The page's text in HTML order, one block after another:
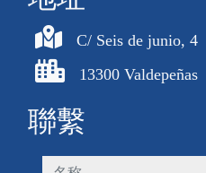
C/ Seis de junio, 4
13300 Valdepeñas
聯繫
名称